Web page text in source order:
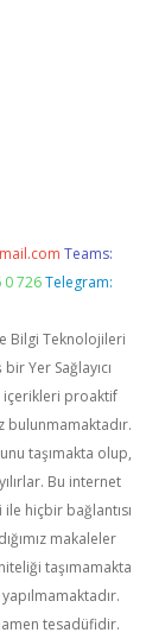
Teams:
0 726 Telegram:
Bilgi Teknolojileri
Yer Sağlayıcı
içerikleri proaktif
bulunmamaktadır.
taşımakta olup,
Bu internet
hiçbir bağlantısı
makaleler
taşımamakta
tesadüfidir.